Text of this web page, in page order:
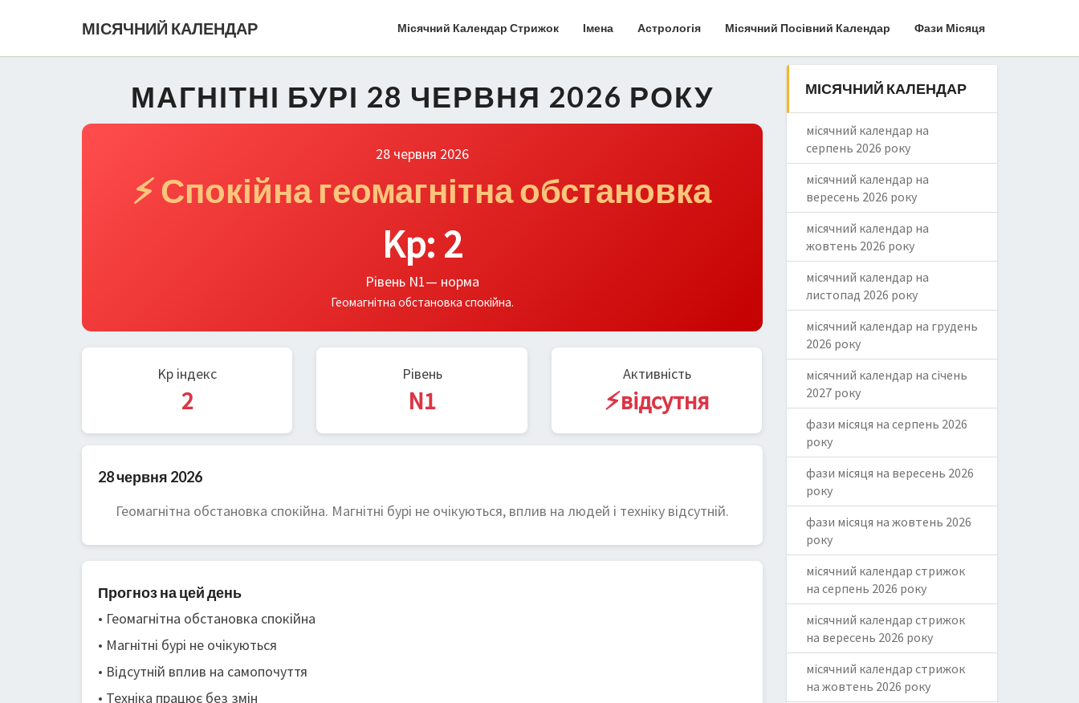
МІСЯЧНИЙ КАЛЕНДАР Місячний Календар Стрижок Імена Астрологія Місячний Посівний Календар Фази Місяця
МАГНІТНІ БУРІ 28 ЧЕРВНЯ 2026 РОКУ
28 червня 2026
⚡ Спокійна геомагнітна обстановка
Kp: 2
Рівень N1— норма
Геомагнітна обстановка спокійна.
Kp індекс
2
Рівень
N1
Активність
⚡відсутня
28 червня 2026
Геомагнітна обстановка спокійна. Магнітні бурі не очікуються, вплив на людей і техніку відсутній.
Прогноз на цей день
• Геомагнітна обстановка спокійна
• Магнітні бурі не очікуються
• Відсутній вплив на самопочуття
• Техніка працює без змін
МІСЯЧНИЙ КАЛЕНДАР
місячний календар на
серпень 2026 року
місячний календар на
вересень 2026 року
місячний календар на
жовтень 2026 року
місячний календар на
листопад 2026 року
місячний календар на грудень
2026 року
місячний календар на січень
2027 року
фази місяця на серпень 2026
року
фази місяця на вересень 2026
року
фази місяця на жовтень 2026
року
місячний календар стрижок
на серпень 2026 року
місячний календар стрижок
на вересень 2026 року
місячний календар стрижок
на жовтень 2026 року